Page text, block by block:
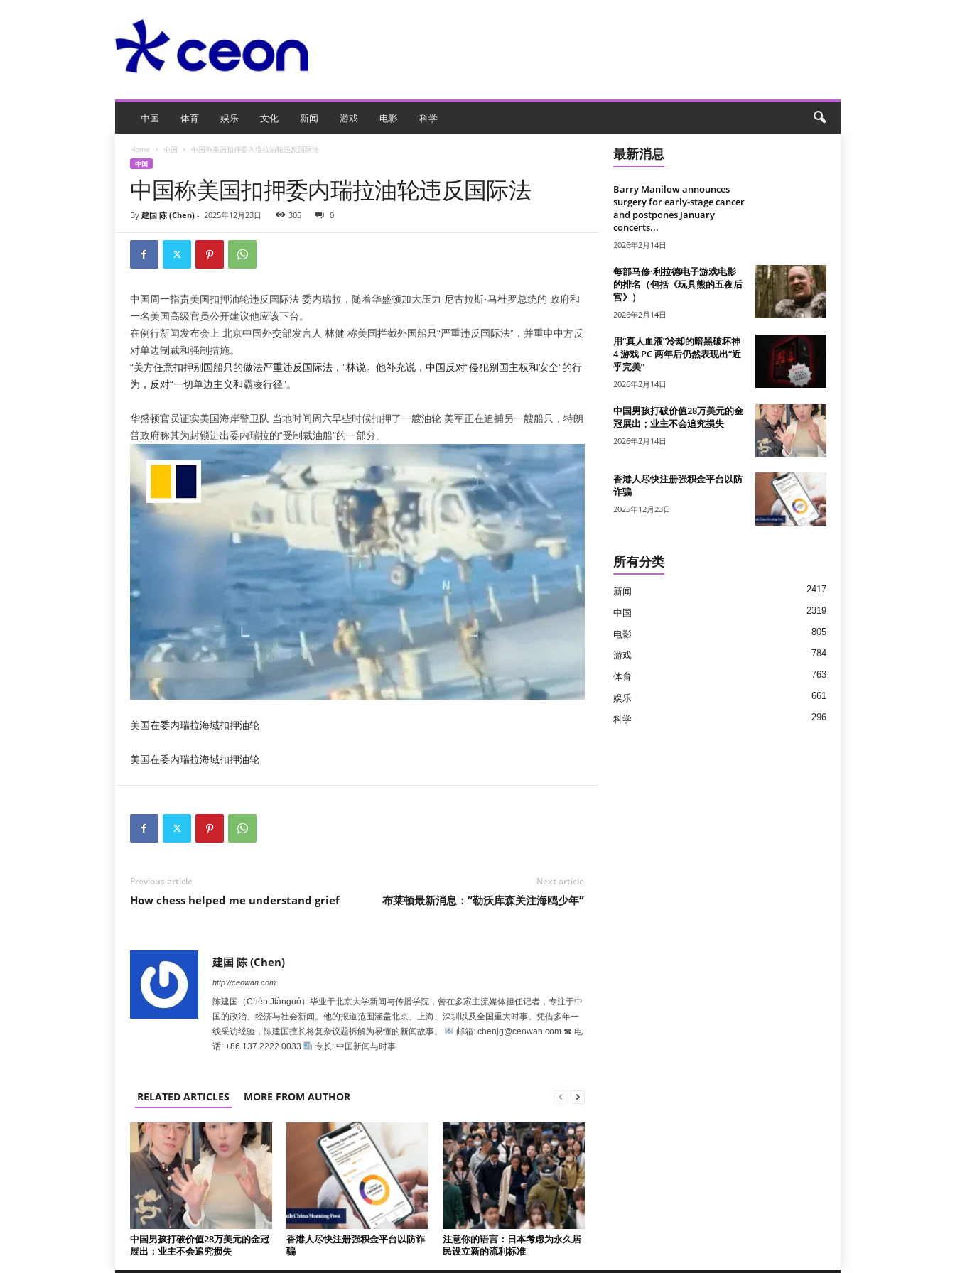
O
游
中国 体育 娱乐 文化 新闻 游戏 电影 科学
Home 中国 中国称美国扣押委内瑞拉油轮违反国际法
中国
中国称美国扣押委内瑞拉油轮违反国际法
By 建国 陈 (Chen)- 2025年12月23日 305 0
中国周一指责美国扣押油轮违反国际法 委内瑞拉 ，随着华盛顿加大压力 尼古拉斯·马杜罗总统的 政府和
一名美国高级官员公开建议他应该下台。
在例行新闻发布会上 北京中国外交部发言人 林健 称美国拦截外国船只“严重违反国际法”，并重申中方反
对单边制裁和强制措施。
“美方任意扣押别国船只的做法严重违反国际法，”林说。他补充说，中国反对“侵犯别国主权和安全”的行
为，反对“一切单边主义和霸凌行径”。
华盛顿官员证实美国海岸警卫队 当地时间周六早些时候扣押了一艘油轮美军正在追捕另一艘船只，特朗
普政府称其为封锁进出委内瑞拉的“受制裁油船”的一部分。
美国在委内瑞拉海域扣押油轮
美国在委内瑞拉海域扣押油轮
Previous article
How chess helped me understand grief
Next article
布莱顿最新消息：“勒沃库森关注海鸥少年”
建国 陈 (Chen)
http://ceowan.com
陈建国（Chén Jiànguó）毕业于北京大学新闻与传播学院，曾在多家主流媒体担任记者，专注于中
国的政治、经济与社会新闻。他的报道范围涵盖北京、上海、深圳以及全国重大时事。凭借多年一
线采访经验，陈建国擅长将复杂议题拆解为易懂的新闻故事。
邮箱: chenjg@ceowan.com ☎ 电
话: +86 137 2222 0033
专长: 中国新闻与时事
RELATED ARTICLES MORE FROM AUTHOR
中国男孩打破价值28万美元的金冠
展出；业主不会追究损失
香港人尽快注册强积金平台以防诈
骗
注意你的语言：日本考虑为永久居
民设立新的流利标准
最新消息
Barry Manilow announces
surgery for early-stage cancer
and postpones January
concerts...
2026年2月14日
每部马修·利拉德电子游戏电影
的排名（包括《玩具熊的五夜后
宫》）
2026年2月14日
用“真人血液”冷却的暗黑破坏神
4 游戏 PC 两年后仍然表现出“近
乎完美”
2026年2月14日
中国男孩打破价值28万美元的金
冠展出；业主不会追究损失
2026年2月14日
香港人尽快注册强积金平台以防
诈骗
2025年12月23日
所有分类
新闻 2417
中国 2319
电影 805
游戏 784
体育 763
娱乐 661
科学 296